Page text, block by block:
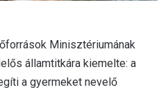
Minisztériumának
államtitkára kiemelte: a
a gyermeket nevelő